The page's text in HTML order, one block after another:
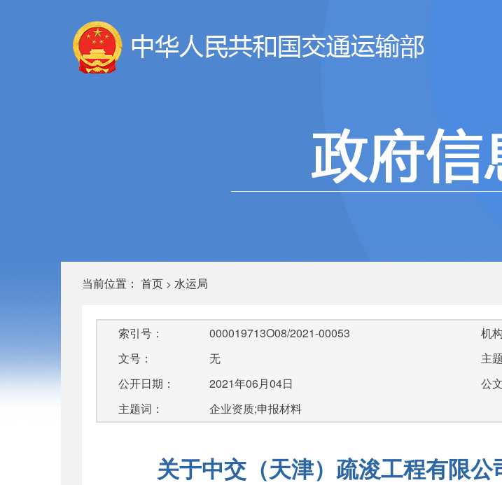
当前位置： 首页 > 水运局
索引号：
000019713O08/2021-00053
文号：
无
公开日期：
2021年06月04日
主题词：
企业资质;申报材料
机
主
公
关于中交（天津）疏浚工程有限